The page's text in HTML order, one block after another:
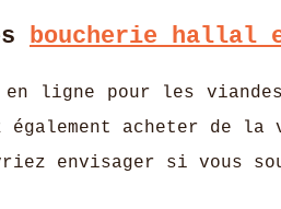
boucherie hallal
ligne pour les
acheter de la
envisager si vous